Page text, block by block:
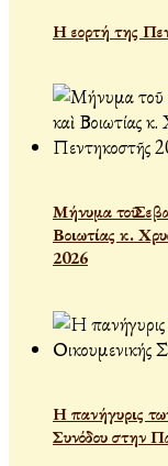
Η εορτή της
Μήνυμα τοῦ
Βοιωτίας κ.
2026
Η πανήγυρις
Συνόδου στην